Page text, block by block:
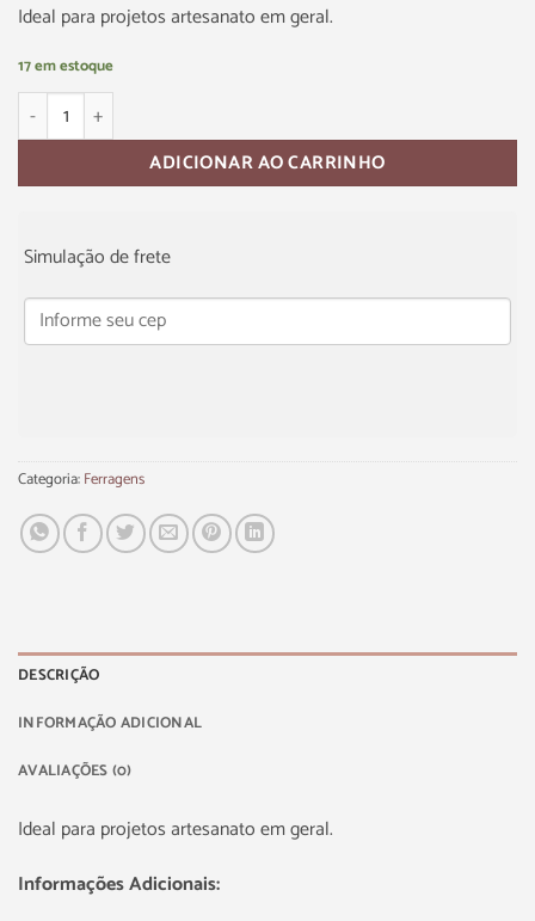
Ideal para projetos artesanato em geral.
17 em estoque
ADICIONAR AO CARRINHO
Simulação de frete
Categoria:Ferragens
DESCRIÇÃO
INFORMAÇÃO ADICIONAL
AVALIAÇÕES (0)
Ideal para projetos artesanato em geral.
Informações Adicionais: